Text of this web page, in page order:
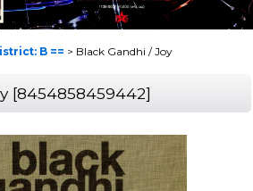
B == > Black Gandhi / Joy
[8454858459442]